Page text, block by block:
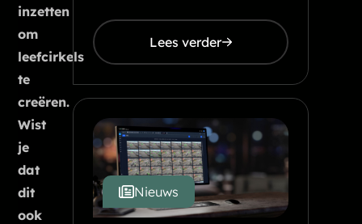
inzetten
om
leefcirkels
te
creëren.
Wist
je
dat
dit
ook
Lees verder
Nieuws